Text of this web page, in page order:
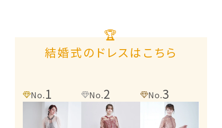
🏆
結婚式のドレスはこちら
No.1 No.2 No.3